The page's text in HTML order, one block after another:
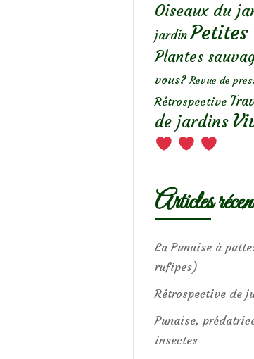
Oiseaux du
jardin Petites
Plantes
vous? Revue de
Rétrospective
de jardins
Articles
La Punaise à
rufipes)
Rétrospective de
Punaise,
insectes